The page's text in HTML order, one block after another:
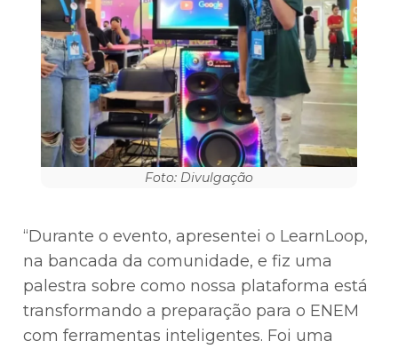
Foto: Divulgação
“Durante o evento, apresentei o LearnLoop,
na bancada da comunidade, e fiz uma
palestra sobre como nossa plataforma está
transformando a preparação para o ENEM
com ferramentas inteligentes. Foi uma